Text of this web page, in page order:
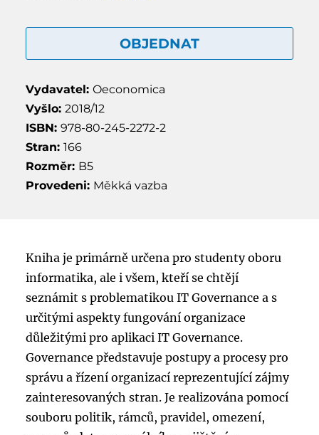
OBJEDNAT
Vydavatel: Oeconomica
Vyšlo: 2018/12
ISBN: 978-80-245-2272-2
Stran: 166
Rozměr: B5
Provedeni: Měkká vazba
Kniha je primárně určena pro studenty oboru
informatika, ale i všem, kteří se chtějí
seznámit s problematikou IT Governance a s
určitými aspekty fungování organizace
důležitými pro aplikaci IT Governance.
Governance představuje postupy a procesy pro
správu a řízení organizací reprezentující zájmy
zainteresovaných stran. Je realizována pomocí
souboru politik, rámců, pravidel, omezení,